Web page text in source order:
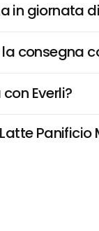
in giornata di
consegna
Everli?